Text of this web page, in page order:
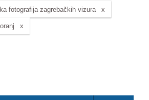
fotografija zagrebačkih vizura